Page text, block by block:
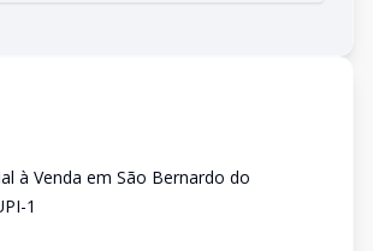
à Venda em São Bernardo do
1